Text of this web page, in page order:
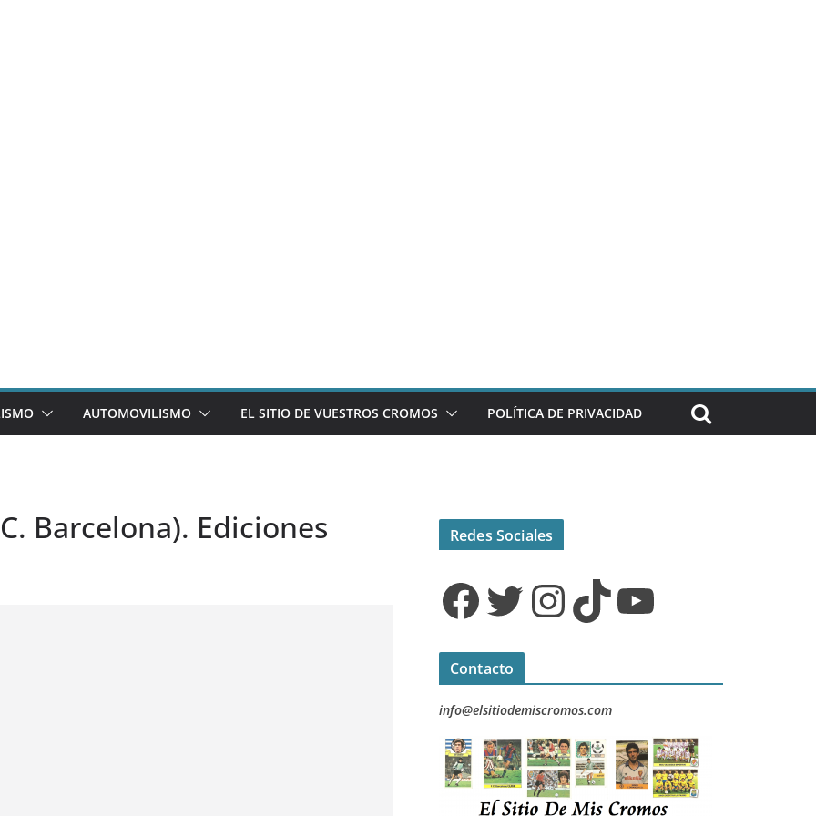
AUTOMOVILISMO EL SITIO DE VUESTROS CROMOS POLÍTICA DE PRIVACIDAD
Barcelona). Ediciones
Redes Sociales
Facebook Twitter InstagramTikTok YouTube
Contacto
info@elsitiodemiscromos.com